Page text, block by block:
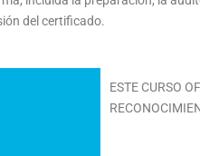
del certificado.
ESTE CURSO